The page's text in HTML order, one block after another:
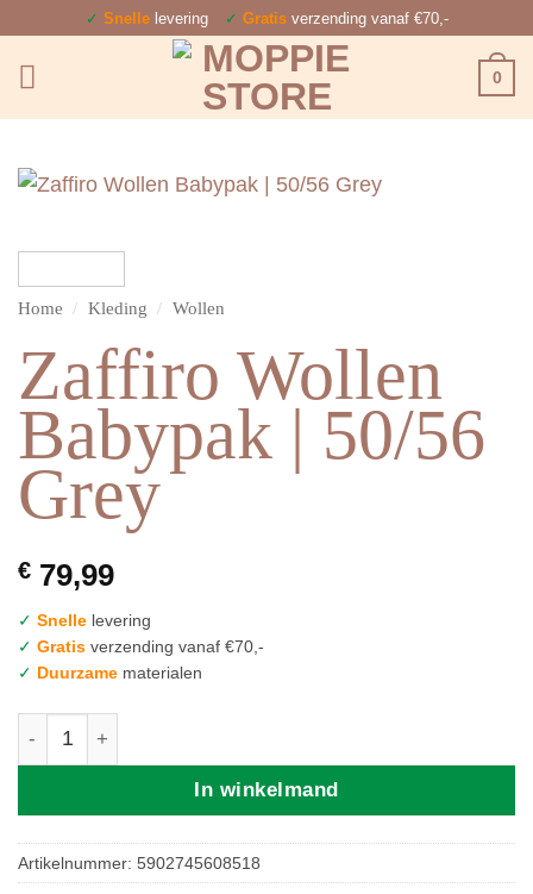
inhoud
✓ Snellelevering ✓ Gratisverzending vanaf €70,-
0
Home / Kleding / Wollen
Zaffiro Wollen
Babypak | 50/56
Grey
€ 79,99
✓ Snelle levering
✓ Gratis verzending vanaf €70,-
✓ Duurzame materialen
Zaffiro Wollen Babypak | 50/56 Grey aantal
In winkelmand
Artikelnummer: 5902745608518